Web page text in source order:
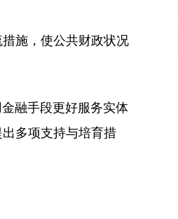
施，使公共财政状况
融手段更好服务实体
多项支持与培育措